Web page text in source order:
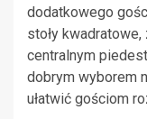
dodatkowego
stoły
centralnym
dobrym wyborem
ułatwić gościom